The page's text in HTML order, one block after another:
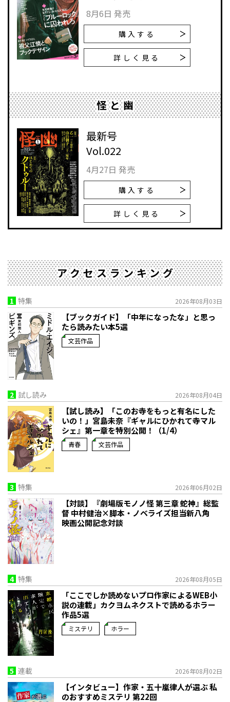
8月6日 発売
購入する
詳しく見る
怪と幽
最新号
Vol.022
4月27日 発売
購入する
詳しく見る
アクセスランキング
1 特集 2026年08月03日
【ブックガイド】「中年になったな」と思っ
たら読みたい本5選
文芸作品
2 試し読み 2026年08月04日
【試し読み】「このお寺をもっと有名にした
いの！」宮島未奈『ギャルにひかれて寺マル
シェ』第一章を特別公開！（1/4）
青春 文芸作品
3 特集 2026年06月02日
【対談】『劇場版モノノ怪 第三章 蛇神』総監
督 中村健治×脚本・ノベライズ担当新八角
映画公開記念対談
4 特集 2026年08月05日
「ここでしか読めないプロ作家によるWEB小
説の連載」――カクヨムネクストで読めるホラー
作品5選
ミステリ ホラー
5 連載 2026年08月02日
【インタビュー】作家・五十嵐律人が選ぶ 私
のおすすめミステリ 第22回